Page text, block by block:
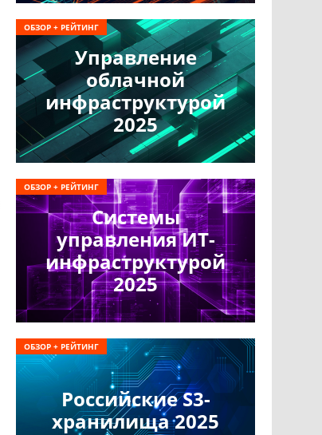
Управление
облачной
инфраструктурой
2025
ОБЗОР + РЕЙТИНГ
Системы
управления ИТ-
инфраструктурой
2025
ОБЗОР + РЕЙТИНГ
Российские S3-
хранилища 2025
ОБЗОР + РЕЙТИНГ